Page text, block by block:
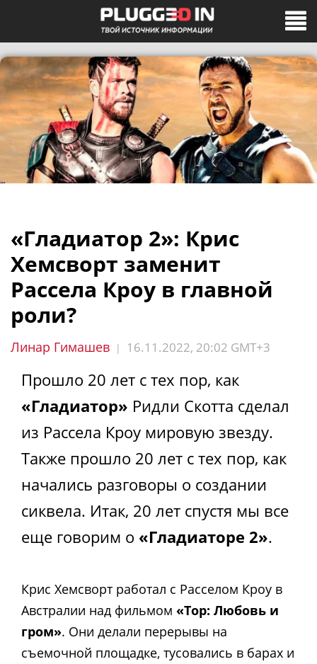
«Гладиатор 2»: Крис
Хемсворт заменит
Рассела Кроу в главной
роли?
Линар Гимашев | 16.11.2022, 20:02 GMT+3
Прошло 20 лет с тех пор, как
«Гладиатор» Ридли Скотта сделал
из Рассела Кроу мировую звезду.
Также прошло 20 лет с тех пор, как
начались разговоры о создании
сиквела. Итак, 20 лет спустя мы все
еще говорим о «Гладиаторе 2».
Крис Хемсворт работал с Расселом Кроу в
Австралии над фильмом «Тор: Любовь и
гром». Они делали перерывы на
съемочной площадке, тусовались в барах и